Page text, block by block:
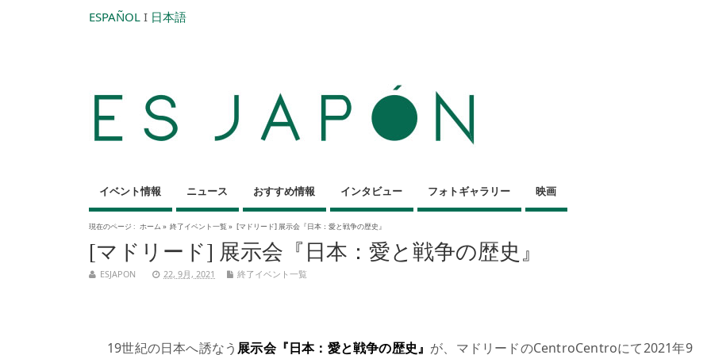
ESPAÑOL I 日本語
イベント情報 ニュース おすすめ情報 インタビュー フォトギャラリー 映画
現在のページ : ホーム » 終了イベント一覧» [マドリード] 展示会『日本：愛と戦争の歴史』
[マドリード] 展示会『日本：愛と戦争の歴史』
ESJAPON 22, 9月, 2021 終了イベント一覧
19世紀の日本へ誘なう 展示会『日本：愛と戦争の歴史』 が、マドリードのCentroCentroにて2021年9